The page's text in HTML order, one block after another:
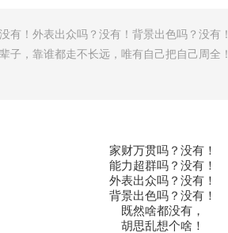
有！外表出众吗？没有！背景出色吗？没有！
子，靠谁都走不长远，唯有自己把自己周全！
家财万贯吗？没有！
能力超群吗？没有！
外表出众吗？没有！
背景出色吗？没有！
既然啥都没有，
胡思乱想个啥！